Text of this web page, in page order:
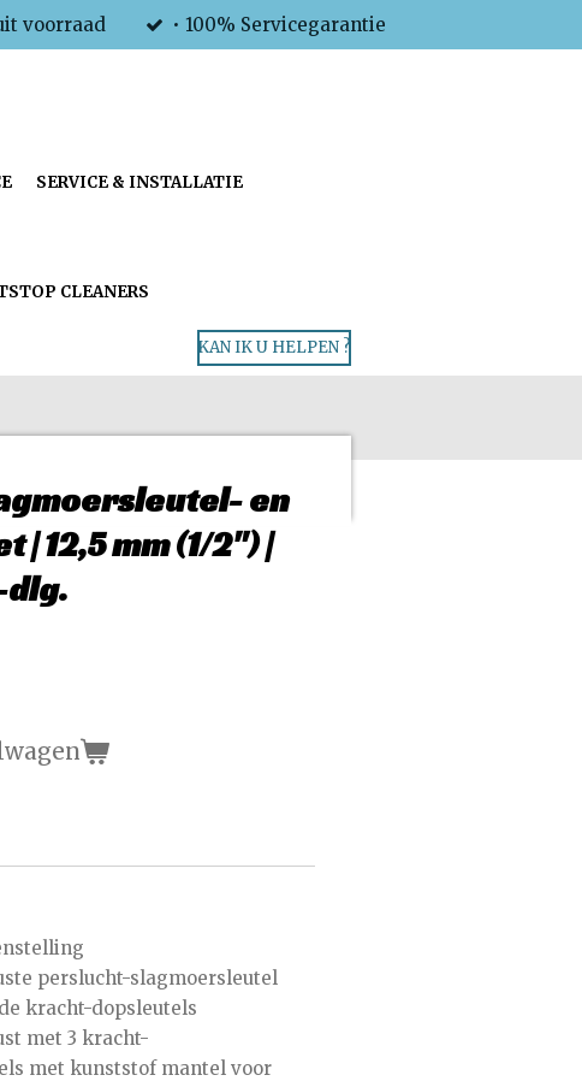
voorraad • 100% Servicegarantie
SERVICE & INSTALLATIE
CLEANERS
KAN IK U HELPEN ?
en
| 12,5 mm (1/2") |
dlg.
perslucht-slagmoersleutel
kracht-dopsleutels
met 3 kracht-
met kunststof mantel voor